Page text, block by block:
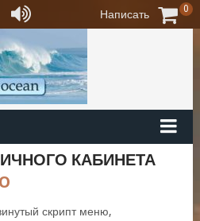
КАБИНЕТА
скрипт меню,
Написать 0